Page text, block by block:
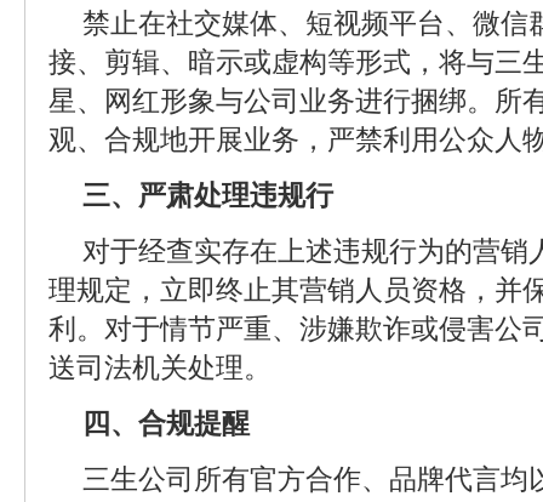
禁止在社交媒体、短视频平台、微信
接、剪辑、暗示或虚构等形式，将与三
星、网红形象与公司业务进行捆绑。所
观、合规地开展业务，严禁利用公众人
三、严肃处理违规行
对于经查实存在上述违规行为的营销
理规定，立即终止其营销人员资格，并
利。对于情节严重、涉嫌欺诈或侵害公
送司法机关处理。
四、合规提醒
三生公司所有官方合作、品牌代言均